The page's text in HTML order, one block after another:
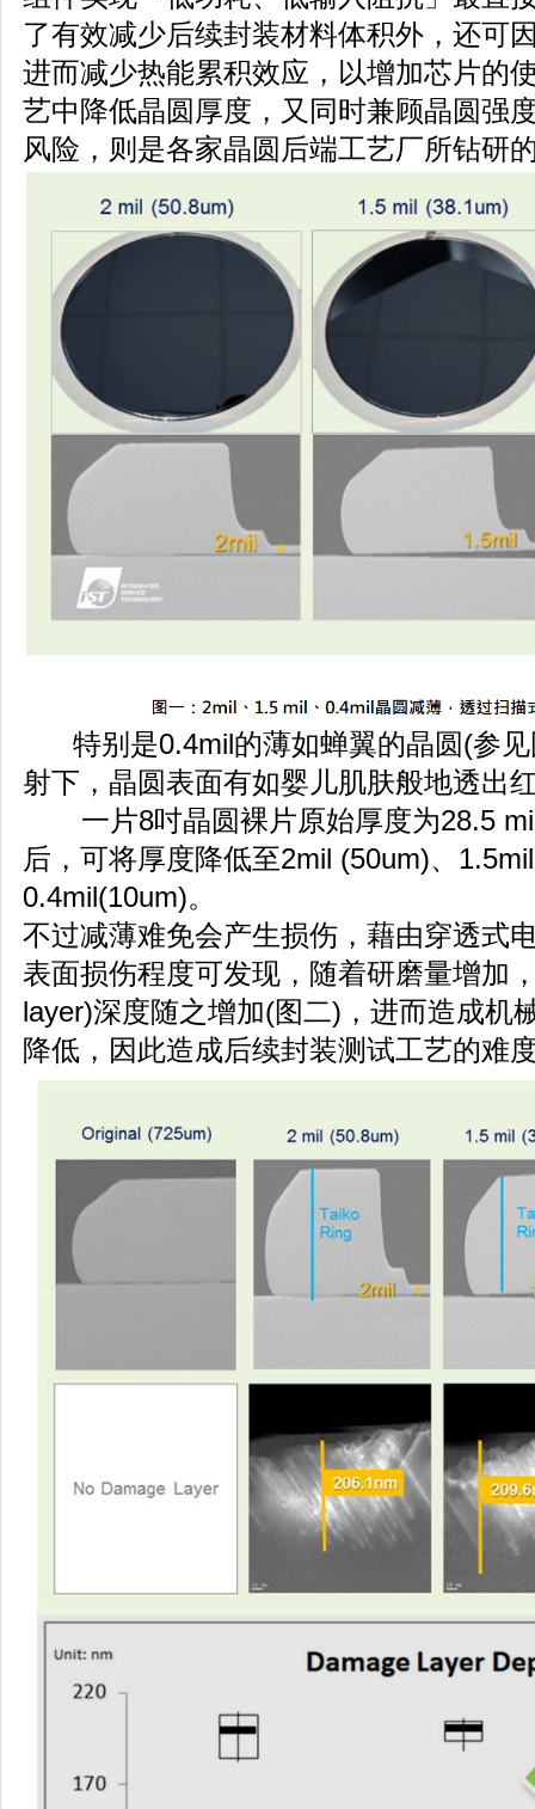
了有效减少后续封装材料体积外，还可
进而减少热能累积效应，以增加芯片的
艺中降低晶圆厚度，又同时兼顾晶圆强
风险，则是各家晶圆后端工艺厂所钻研
特别是0.4mil的薄如蝉翼的晶圆(参见
射下，晶圆表面有如婴儿肌肤般地透出
一片8吋晶圆裸片原始厚度为28.5
后，可将厚度降低至2mil (50um)、
0.4mil(10um)。
不过减薄难免会产生损伤，藉由穿透式
表面损伤程度可发现，随着研磨量增加
layer)深度随之增加(图二)，进而造成机
降低，因此造成后续封装测试工艺的难